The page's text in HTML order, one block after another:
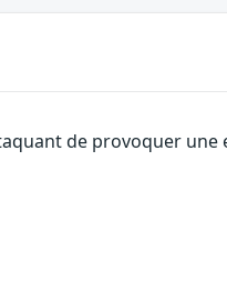
de provoquer une